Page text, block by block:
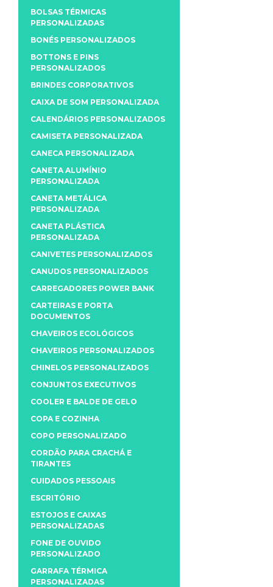
BOLSAS TÉRMICAS
PERSONALIZADAS
BONÉS PERSONALIZADOS
BOTTONS E PINS
PERSONALIZADOS
BRINDES CORPORATIVOS
CAIXA DE SOM PERSONALIZADA
CALENDÁRIOS PERSONALIZADOS
CAMISETA PERSONALIZADA
CANECA PERSONALIZADA
CANETA ALUMÍNIO
PERSONALIZADA
CANETA METÁLICA
PERSONALIZADA
CANETA PLÁSTICA
PERSONALIZADA
CANIVETES PERSONALIZADOS
CANUDOS PERSONALIZADOS
CARREGADORES POWER BANK
CARTEIRAS E PORTA
DOCUMENTOS
CHAVEIROS ECOLÓGICOS
CHAVEIROS PERSONALIZADOS
CHINELOS PERSONALIZADOS
CONJUNTOS EXECUTIVOS
COOLER E BALDE DE GELO
COPA E COZINHA
COPO PERSONALIZADO
CORDÃO PARA CRACHÁ E
TIRANTES
CUIDADOS PESSOAIS
ESCRITÓRIO
ESTOJOS E CAIXAS
PERSONALIZADAS
FONE DE OUVIDO
PERSONALIZADO
GARRAFA TÉRMICA
PERSONALIZADAS